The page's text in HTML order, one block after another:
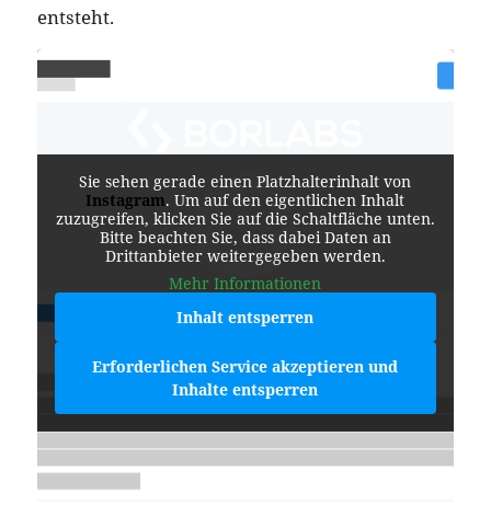
entsteht.
Sie sehen gerade einen Platzhalterinhalt von
Instagram. Um auf den eigentlichen Inhalt
zuzugreifen, klicken Sie auf die Schaltfläche unten.
Bitte beachten Sie, dass dabei Daten an
Drittanbieter weitergegeben werden.
Mehr Informationen
Inhalt entsperren
Erforderlichen Service akzeptieren und
Inhalte entsperren